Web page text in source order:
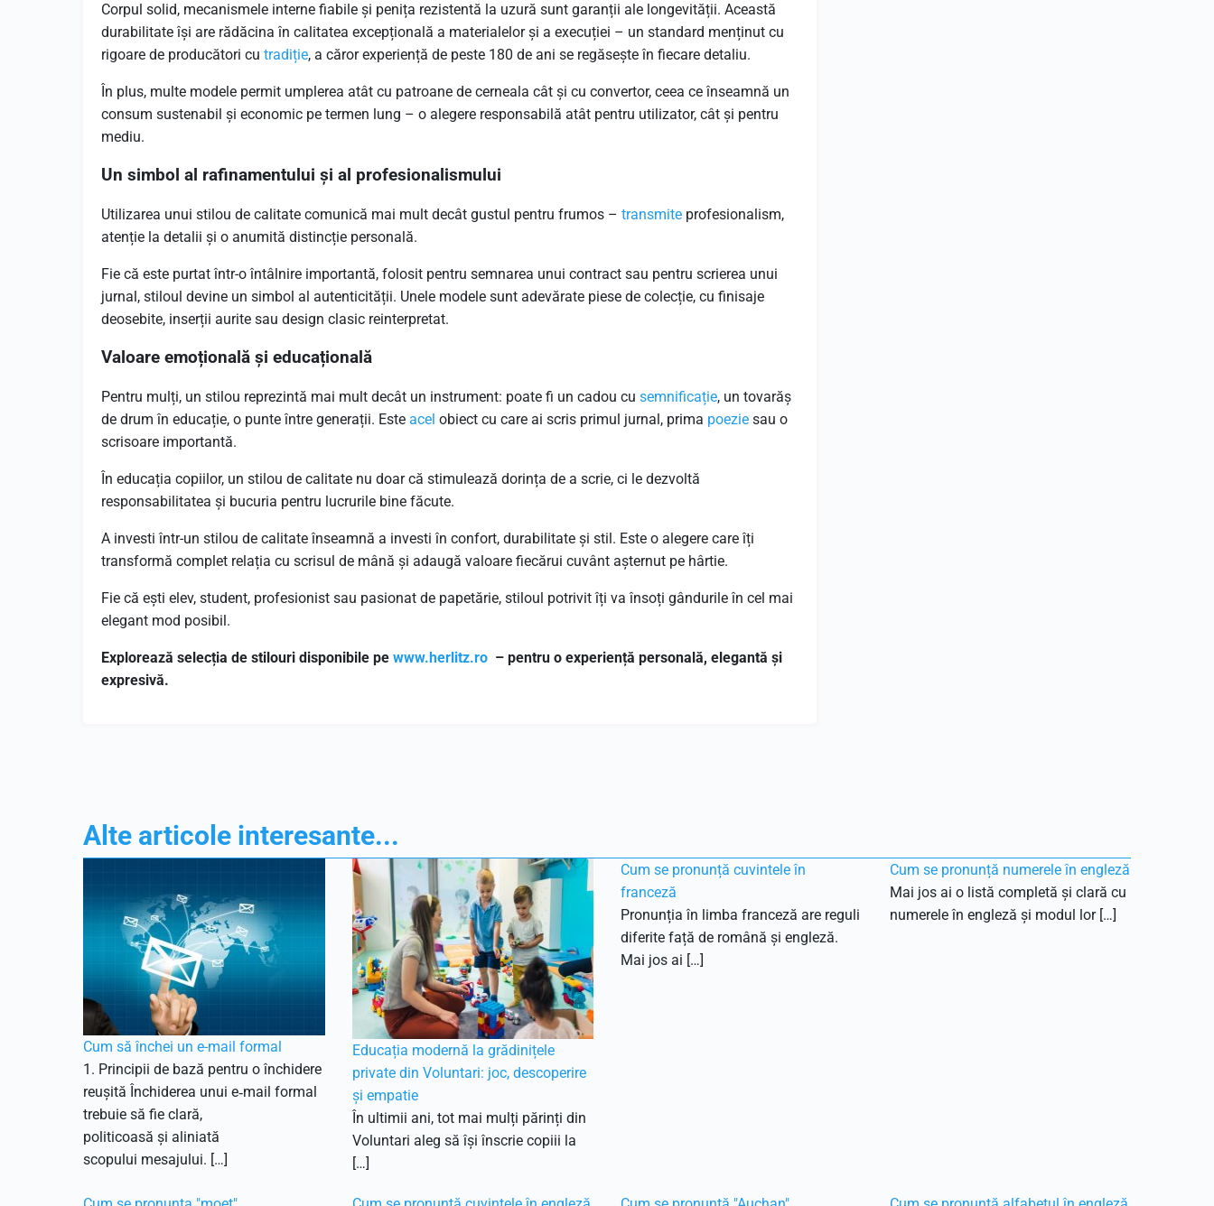
Corpul solid, mecanismele interne fiabile și penița rezistentă la uzură sunt garanții ale longevității. Această
durabilitate își are rădăcina în calitatea excepțională a materialelor și a execuției – un standard menținut cu
rigoare de producători cu tradiție, a căror experiență de peste 180 de ani se regăsește în fiecare detaliu.
În plus, multe modele permit umplerea atât cu patroane de cerneala cât și cu convertor, ceea ce înseamnă un
consum sustenabil și economic pe termen lung – o alegere responsabilă atât pentru utilizator, cât și pentru
mediu.
Un simbol al rafinamentului și al profesionalismului
Utilizarea unui stilou de calitate comunică mai mult decât gustul pentru frumos – transmite profesionalism,
atenție la detalii și o anumită distincție personală.
Fie că este purtat într-o întâlnire importantă, folosit pentru semnarea unui contract sau pentru scrierea unui
jurnal, stiloul devine un simbol al autenticității. Unele modele sunt adevărate piese de colecție, cu finisaje
deosebite, inserții aurite sau design clasic reinterpretat.
Valoare emoțională și educațională
Pentru mulți, un stilou reprezintă mai mult decât un instrument: poate fi un cadou cu semnificație, un tovarăș
de drum în educație, o punte între generații. Este acel obiect cu care ai scris primul jurnal, prima poezie sau o
scrisoare importantă.
În educația copiilor, un stilou de calitate nu doar că stimulează dorința de a scrie, ci le dezvoltă
responsabilitatea și bucuria pentru lucrurile bine făcute.
A investi într-un stilou de calitate înseamnă a investi în confort, durabilitate și stil. Este o alegere care îți
transformă complet relația cu scrisul de mână și adaugă valoare fiecărui cuvânt așternut pe hârtie.
Fie că ești elev, student, profesionist sau pasionat de papetărie, stiloul potrivit îți va însoți gândurile în cel mai
elegant mod posibil.
Explorează selecția de stilouri disponibile pe www.herlitz.ro – pentru o experiență personală, elegantă și
expresivă.
Alte articole interesante...
Cum să închei un e-mail formal
1. Principii de bază pentru o închidere
reușită Închiderea unui e‑mail formal
trebuie să fie clară,
politicoasă și aliniată
scopului mesajului. […]
Educația modernă la grădinițele
private din Voluntari: joc, descoperire
și empatie
În ultimii ani, tot mai mulți părinți din
Voluntari aleg să își înscrie copiii la
[…]
Cum se pronunță cuvintele în
franceză
Pronunția în limba franceză are reguli
diferite față de română și engleză.
Mai jos ai […]
Cum se pronunță numerele în engleză
Mai jos ai o listă completă și clară cu
numerele în engleză și modul lor […]